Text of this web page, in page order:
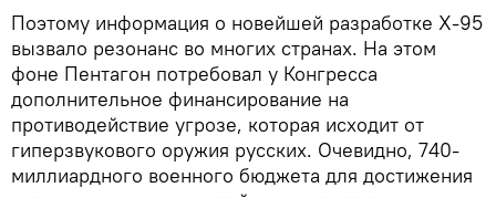
Поэтому информация о новейшей разработке Х-95
вызвало резонанс во многих странах. На этом
фоне Пентагон потребовал у Конгресса
дополнительное финансирование на
противодействие угрозе, которая исходит от
гиперзвукового оружия русских. Очевидно, 740-
миллиардного военного бюджета для достижения